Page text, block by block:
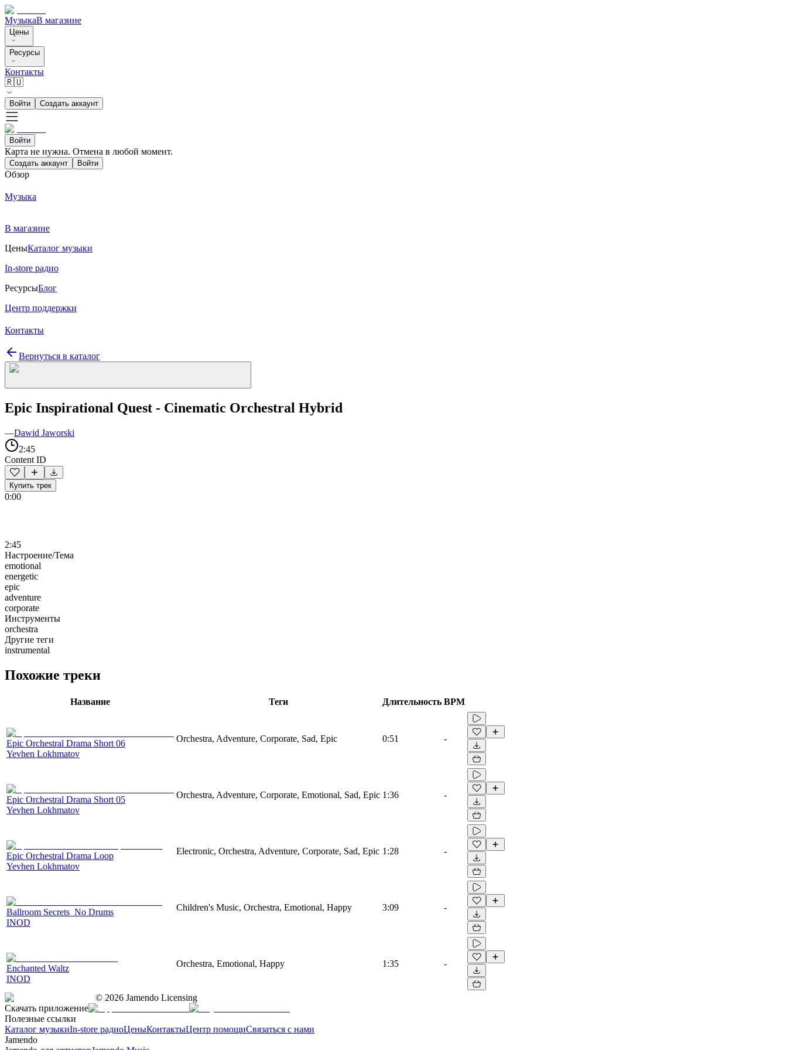
МузыкаВ магазине
Цены
Ресурсы
Контакты
🇷🇺
Войти Создать аккаунт
Войти
Карта не нужна. Отмена в любой момент.
Создать аккаунт Войти
Обзор
Музыка
В магазине
ЦеныКаталог музыки
In-store радио
РесурсыБлог
Центр поддержки
Контакты
Вернуться в каталог
Epic Inspirational Quest - Cinematic Orchestral Hybrid
—Dawid Jaworski
2:45
Content ID
Купить трек
0:00
2:45
Настроение/Тема
emotional
energetic
epic
adventure
corporate
Инструменты
orchestra
Другие теги
instrumental
Похожие треки
Название Теги Длительность BPM
Epic Orchestral Drama Short 06
Yevhen Lokhmatov
Orchestra, Adventure, Corporate, Sad, Epic 0:51 -
Epic Orchestral Drama Short 05
Yevhen Lokhmatov
Orchestra, Adventure, Corporate, Emotional, Sad, Epic 1:36 -
Epic Orchestral Drama Loop
Yevhen Lokhmatov
Electronic, Orchestra, Adventure, Corporate, Sad, Epic 1:28 -
Ballroom Secrets_No Drums
INOD
Children's Music, Orchestra, Emotional, Happy 3:09 -
Enchanted Waltz
INOD
Orchestra, Emotional, Happy 1:35 -
© 2026 Jamendo Licensing
Скачать приложение
Полезные ссылки
Каталог музыкиIn-store радиоЦеныКонтактыЦентр помощиСвязаться с нами
Jamendo